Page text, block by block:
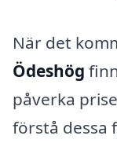
När det
Ödeshög
påverka
förstå dessa